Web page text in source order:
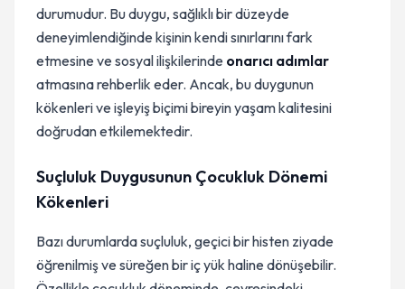
durumudur. Bu duygu, sağlıklı bir düzeyde
deneyimlendiğinde kişinin kendi sınırlarını fark
etmesine ve sosyal ilişkilerinde onarıcı adımlar
atmasına rehberlik eder. Ancak, bu duygunun
kökenleri ve işleyiş biçimi bireyin yaşam kalitesini
doğrudan etkilemektedir.
Suçluluk Duygusunun Çocukluk Dönemi
Kökenleri
Bazı durumlarda suçluluk, geçici bir histen ziyade
öğrenilmiş ve süreğen bir iç yük haline dönüşebilir.